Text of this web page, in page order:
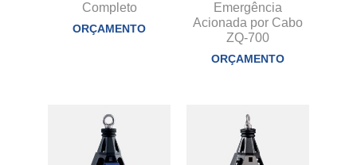
Completo
ORÇAMENTO
Emergência
Acionada por Cabo
ZQ-700
ORÇAMENTO